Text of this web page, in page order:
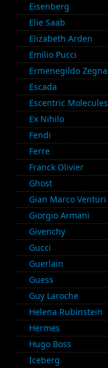
Eisenberg
Elie Saab
Elizabeth Arden
Emilio Pucci
Ermenegildo Zegna
Escada
Escentric Molecules
Ex Nihilo
Fendi
Ferre
Franck Olivier
Ghost
Gian Marco Venturi
Giorgio Armani
Givenchy
Gucci
Guerlain
Guess
Guy Laroche
Helena Rubinstein
Hermes
Hugo Boss
Iceberg